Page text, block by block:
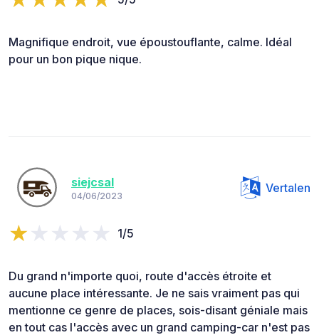
Magnifique endroit, vue époustouflante, calme. Idéal
pour un bon pique nique.
siejcsal
04/06/2023
Vertalen
1/5
Du grand n'importe quoi, route d'accès étroite et
aucune place intéressante. Je ne sais vraiment pas qui
mentionne ce genre de places, sois-disant géniale mais
en tout cas l'accès avec un grand camping-car n'est pas